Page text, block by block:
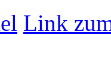
Link